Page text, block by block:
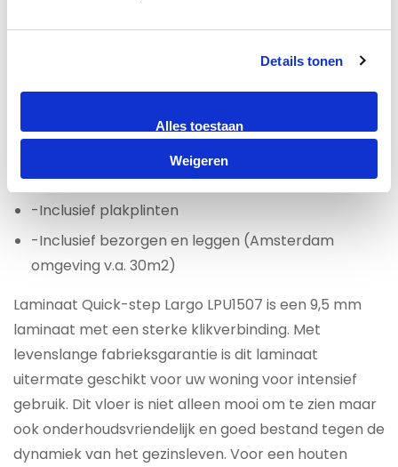
Details tonen
Alles toestaan
Weigeren
keuken. Nu hoeven ongelukjes dus niet meer het
einde van de laminaatvloer te betekenen.
Laminaat All-in prijs per m2 € 49,95
-Inclusief ondervloer (standaard)
-Inclusief plakplinten
-Inclusief bezorgen en leggen (Amsterdam
omgeving v.a. 30m2)
Laminaat Quick-step Largo LPU1507 is een 9,5 mm
laminaat met een sterke klikverbinding. Met
levenslange fabrieksgarantie is dit laminaat
uitermate geschikt voor uw woning voor intensief
gebruik. Dit vloer is niet alleen mooi om te zien maar
ook onderhoudsvriendelijk en goed bestand tegen de
dynamiek van het gezinsleven. Voor een houten